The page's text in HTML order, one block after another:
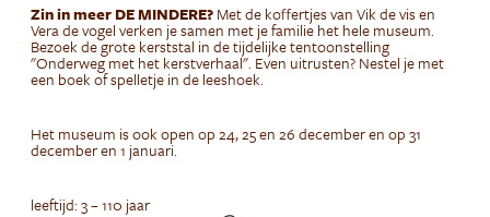
Zin in meer DE MINDERE?Met de koffertjes van Vik de vis en
Vera de vogel verken je samen met je familie het hele museum.
Bezoek de grote kerststal in de tijdelijke tentoonstelling
"Onderweg met het kerstverhaal". Even uitrusten? Nestel je met
een boek of spelletje in de leeshoek.
Het museum is ook open op 24, 25 en 26 december en op 31
december en 1 januari.
leeftijd: 3 – 110 jaar